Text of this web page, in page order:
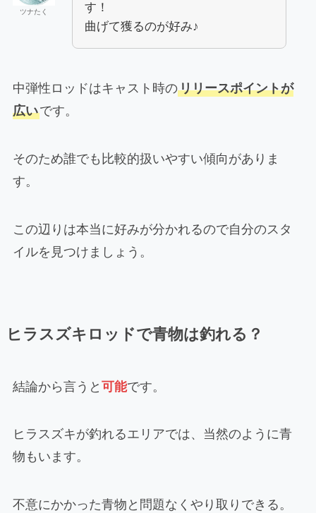
ツナたく
す！
曲げて獲るのが好み♪
中弾性ロッドはキャスト時のリリースポイントが
広いです。
そのため誰でも比較的扱いやすい傾向がありま
す。
この辺りは本当に好みが分かれるので自分のスタ
イルを見つけましょう。
ヒラスズキロッドで青物は釣れる？
結論から言うと 可能です。
ヒラスズキが釣れるエリアでは、当然のように青
物もいます。
不意にかかった青物と問題なくやり取りできる。